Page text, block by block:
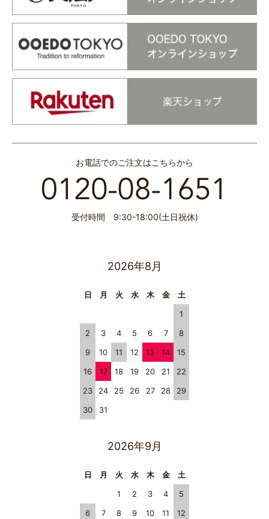
お電話でのご注文はこちらから
受付時間 9:30-18:00(土日祝休)
2026年8月
日 月 火 水 木 金
土
1
2
3 4 5 6 7
8
9
10 11 12 13 14
15
16
17 18 19 20 21
22
23
24 25 26 27 28
29
30
31
2026年9月
日 月 火 水 木 金
土
1
2 3 4
5
6
7 8 9 10 11
12